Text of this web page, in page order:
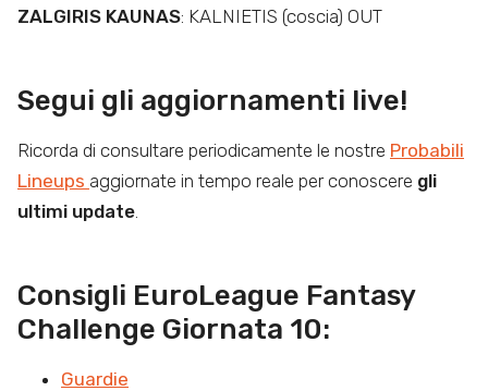
ZALGIRIS KAUNAS: KALNIETIS (coscia) OUT
Segui gli aggiornamenti live!
Ricorda di consultare periodicamente le nostre Probabili
Lineups aggiornate in tempo reale per conoscere gli
ultimi update
Consigli EuroLeague Fantasy
Challenge Giornata 10:
Guardie